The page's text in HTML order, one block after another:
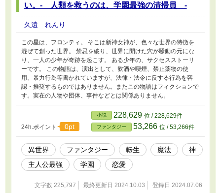
い。- 人類を救うのは、学園最強の清掃員 -
久遠 れんり
この星は、フロンティ。 そこは新神女神が、色々な世界の特徴を
混ぜて創った世界。 禁忌を破り、世界に開けた穴が騒動の元にな
り、一人の少年が奇跡を起こす。 ある少年の、サクセスストーリ
ーです。 この物語は、演出として、飲酒や喫煙、禁止薬物の使
用、暴力行為等書かれていますが、法律・法令に反する行為を容
認・推奨するものではありません。またこの物語はフィクションで
す。実在の人物や団体、事件などとは関係ありません。
24h.ポイント 0pt
小説 228,629 位 / 228,629件
ファンタジー 53,266 位 / 53,266件
異世界 ファンタジー 転生 魔法
神
主人公最強
学園 恋愛
文字数 225,797 最終更新日 2024.10.03 登録日 2024.07.06